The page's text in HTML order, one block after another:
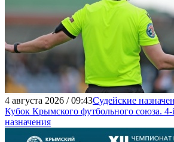
4 августа 2026 / 09:43Судейские
Кубок Крымского футбольного союза.
назначения